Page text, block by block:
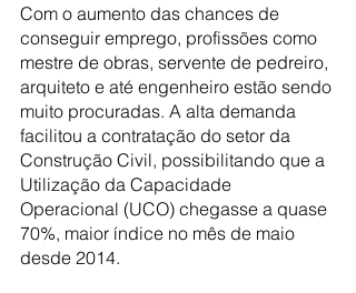
Com o aumento das chances de
conseguir emprego, profissões como
mestre de obras, servente de pedreiro,
arquiteto e até engenheiro estão sendo
muito procuradas. A alta demanda
facilitou a contratação do setor da
Construção Civil, possibilitando que a
Utilização da Capacidade
Operacional (UCO) chegasse a quase
70%, maior índice no mês de maio
desde 2014.